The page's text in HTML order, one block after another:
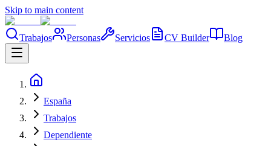
Skip to main content
Trabajos Personas Servicios CV Builder Blog
España
Trabajos
Dependiente